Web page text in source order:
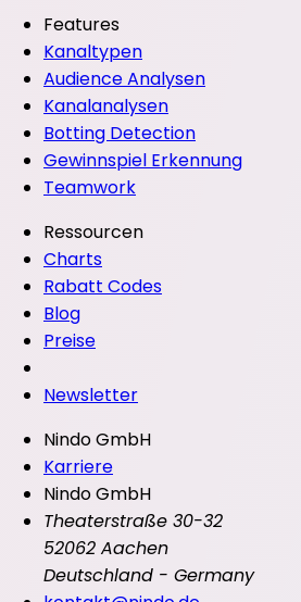
Features
Kanaltypen
Audience Analysen
Kanalanalysen
Botting Detection
Gewinnspiel Erkennung
Teamwork
Ressourcen
Charts
Rabatt Codes
Blog
Preise
Newsletter
Nindo GmbH
Karriere
Nindo GmbH
Theaterstraße 30-32
52062 Aachen
Deutschland - Germany